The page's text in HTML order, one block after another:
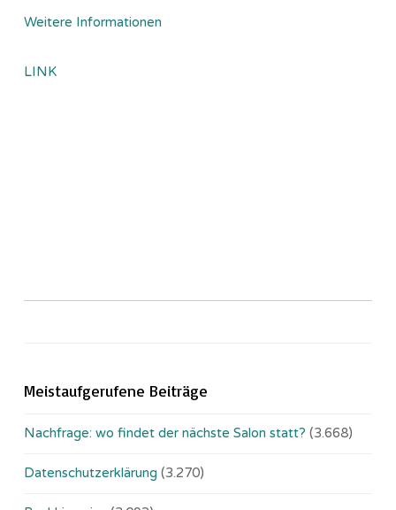
Weitere Informationen
LINK
Meistaufgerufene Beiträge
Nachfrage: wo findet der nächste Salon statt? (3.668)
Datenschutzerklärung (3.270)